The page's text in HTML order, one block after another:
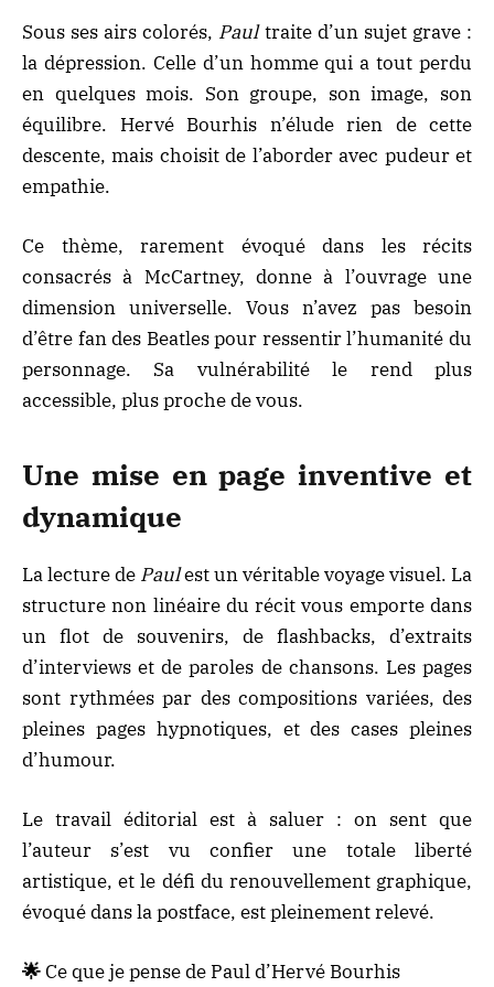
Sous ses airs colorés, Paultraite d’un sujet grave :
la dépression. Celle d’un homme qui a tout perdu
en quelques mois. Son groupe, son image, son
équilibre. Hervé Bourhis n’élude rien de cette
descente, mais choisit de l’aborder avec pudeur et
empathie.
Ce thème, rarement évoqué dans les récits
consacrés à McCartney, donne à l’ouvrage une
dimension universelle. Vous n’avez pas besoin
d’être fan des Beatles pour ressentir l’humanité du
personnage. Sa vulnérabilité le rend plus
accessible, plus proche de vous.
Une mise en page inventive et
dynamique
La lecture de Paulest un véritable voyage visuel. La
structure non linéaire du récit vous emporte dans
un flot de souvenirs, de flashbacks, d’extraits
d’interviews et de paroles de chansons. Les pages
sont rythmées par des compositions variées, des
pleines pages hypnotiques, et des cases pleines
d’humour.
Le travail éditorial est à saluer : on sent que
l’auteur s’est vu confier une totale liberté
artistique, et le défi du renouvellement graphique,
évoqué dans la postface, est pleinement relevé.
🌟Ce que je pense de Paul d’Hervé Bourhis